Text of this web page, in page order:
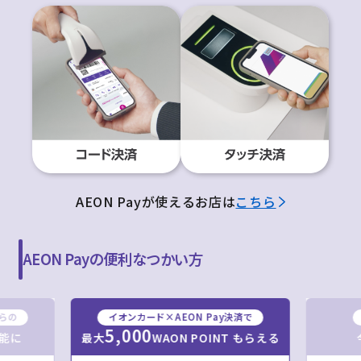
AEON Payが使えるお店はこちら
AEON Payの便利なつかい方
の
に
イオンカード×AEON Pay決済で
最大5,000WAON POINT もらえる